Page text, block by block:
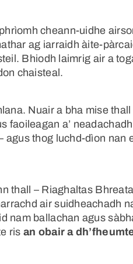
cheann-uidhe
ag iarraidh àite-
Bhiodh laimrig air a
chaisteal.
Nuair a bha mise thall
faoileagan a’
agus thog luchd-dìon nan
thall – Riaghaltas
air suidheachadh
nam ballachan agus
ris an obair a